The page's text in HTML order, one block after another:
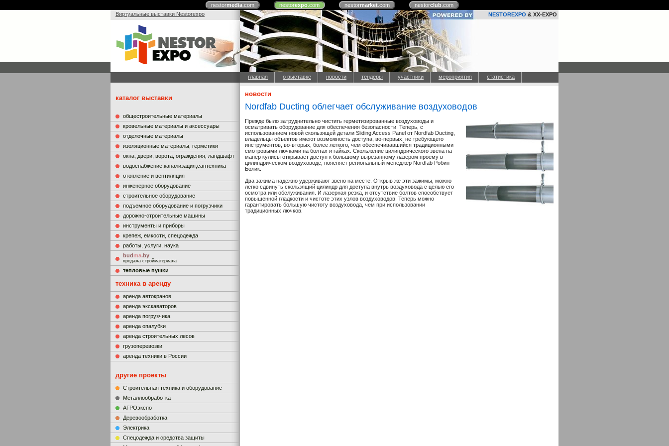
nestormedia.com nestorexpo.com nestormarket.com nestorclub.com
Виртуальные выставки Nestorexpo
NESTOREXPO & XX-EXPO
главная о выставке новости тендеры участники мероприятия статистика
каталог выставки
общестроительные материалы
кровельные материалы и аксессуары
отделочные материалы
изоляционные материалы, герметики
окна, двери, ворота, ограждения, ландшафт
водоснабжение,канализация,сантехника
отопление и вентиляция
инженерное оборудование
строительное оборудование
подъемное оборудование и погрузчики
дорожно-строительные машины
инструменты и приборы
крепеж, емкости, спецодежда
работы, услуги, наука
budma.by
продажа стройматериала
тепловые пушки
техника в аренду
аренда автокранов
аренда экскаваторов
аренда погрузчика
аренда опалубки
аренда строительных лесов
грузоперевозки
аренда техники в России
другие проекты
Строительная техника и оборудование
Металлообработка
АГРОэкспо
Деревообработка
Электрика
Cпецодежда и средства защиты
новости
Nordfab Ducting облегчает обслуживание воздуховодов
Прежде было затруднительно чистить герметизированные воздуховоды и
осматривать оборудование для обеспечения безопасности. Теперь, с
использованием новой скользящей детали Sliding Access Panel от Nordfab Ducting,
владельцы объектов имеют возможность доступа, во-первых, не требующего
инструментов, во-вторых, более легкого, чем обеспечивавшийся традиционными
смотровыми лючками на болтах и гайках. Скольжение цилиндрического звена на
манер кулисы открывает доступ к большому вырезанному лазером проему в
цилиндрическом воздуховоде, поясняет региональный менеджер Nordfab Робин
Болик.
Два зажима надежно удерживают звено на месте. Открыв же эти зажимы, можно
легко сдвинуть скользящий цилиндр для доступа внутрь воздуховода с целью его
осмотра или обслуживания. И лазерная резка, и отсутствие болтов способствует
повышенной гладкости и чистоте этих узлов воздуховодов. Теперь можно
гарантировать большую чистоту воздуховода, чем при использовании
традиционных лючков.